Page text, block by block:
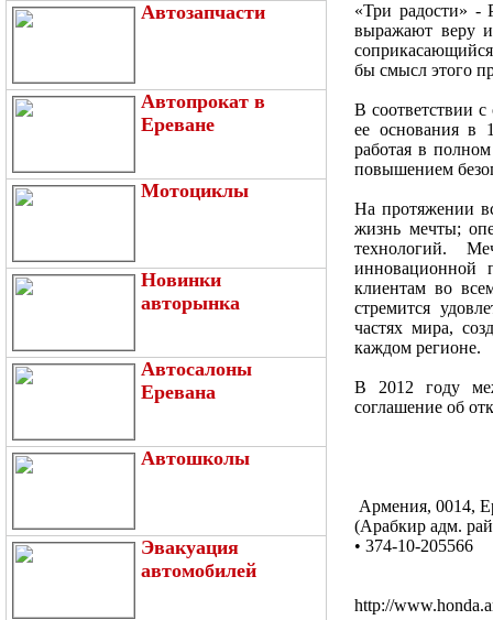
Автозапчасти
Автопрокат в
Ереване
Мотоциклы
Новинки
авторынка
Автосалоны
Еревана
Автошколы
Эвакуация
автомобилей
«Три радости» -
выражают веру
бы смысл этого
В соответствии
ее основания в
работая в
повышением
На протяжении
жизнь мечты;
технологий.
инновационной
клиентам во
стремится
частях мира,
каждом регионе.
В 2012 году
соглашение об
Армения, 0014,
(Арабкир адм.
• 374-10-205566
http://